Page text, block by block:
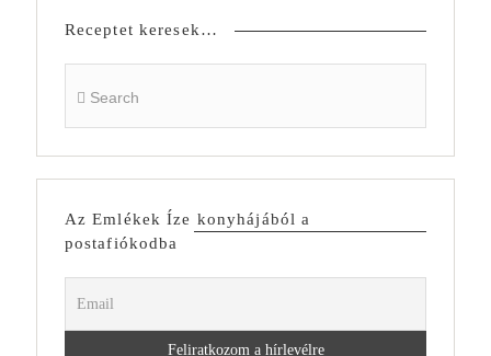
Receptet keresek…
Az Emlékek Íze konyhájából a
postafiókodba